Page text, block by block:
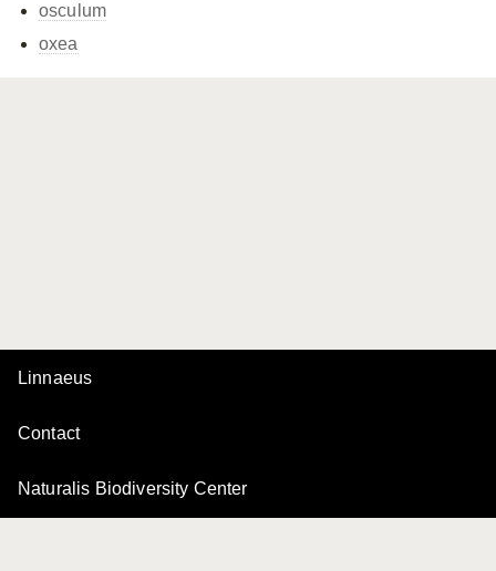
osculum
oxea
Linnaeus
Contact
Naturalis Biodiversity Center